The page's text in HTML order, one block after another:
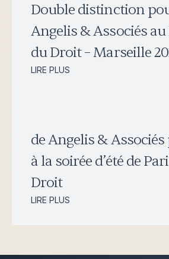
Double distinction
Angelis & Associés
du Droit – Marseille
LIRE PLUS
de Angelis &
à la soirée d’été de
Droit
LIRE PLUS